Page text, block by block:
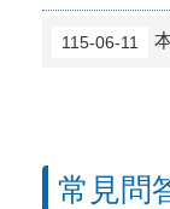
115-06-11 本
常見問